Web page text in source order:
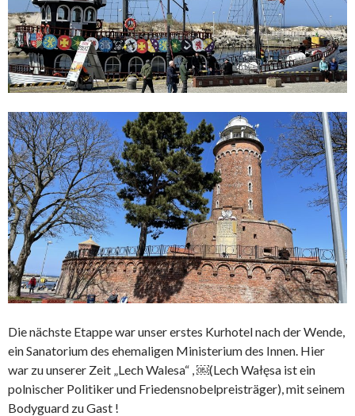
Die nächste Etappe war unser erstes Kurhotel nach der Wende,
ein Sanatorium des ehemaligen Ministerium des Innen. Hier
war zu unserer Zeit „Lech Walesa“ , ￼(Lech Wałęsa ist ein
polnischer Politiker und Friedensnobelpreisträger), mit seinem
Bodyguard zu Gast !